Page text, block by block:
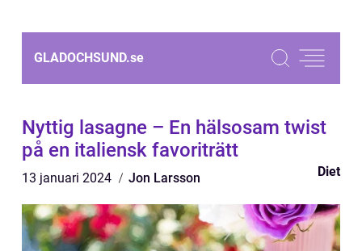
GLADOCHSUND.se
Nyttig lasagne – En hälsosam twist
på en italiensk favoriträtt
13 januari 2024 Jon Larsson Diet